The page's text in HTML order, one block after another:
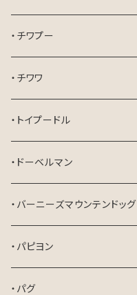
・チワプー
・チワワ
・トイプードル
・ドーベルマン
・バーニーズマウンテンドッグ
・パピヨン
・パグ